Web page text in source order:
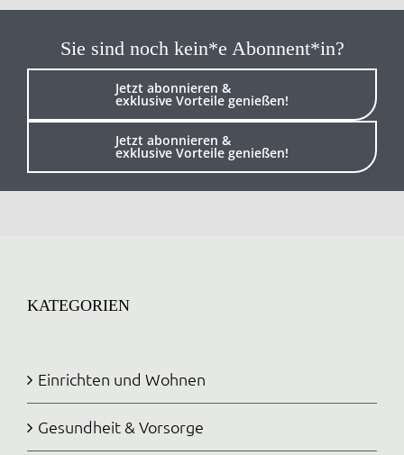
Sie sind noch kein*e Abonnent*in?
Jetzt abonnieren &
exklusive Vorteile genießen!
Jetzt abonnieren &
exklusive Vorteile genießen!
KATEGORIEN
Einrichten und Wohnen
Gesundheit & Vorsorge